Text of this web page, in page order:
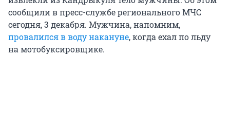
сообщили в пресс-службе регионального МЧС
сегодня, 3 декабря. Мужчина, напомним,
провалился в воду накануне, когда ехал по льду
на мотобуксировщике.